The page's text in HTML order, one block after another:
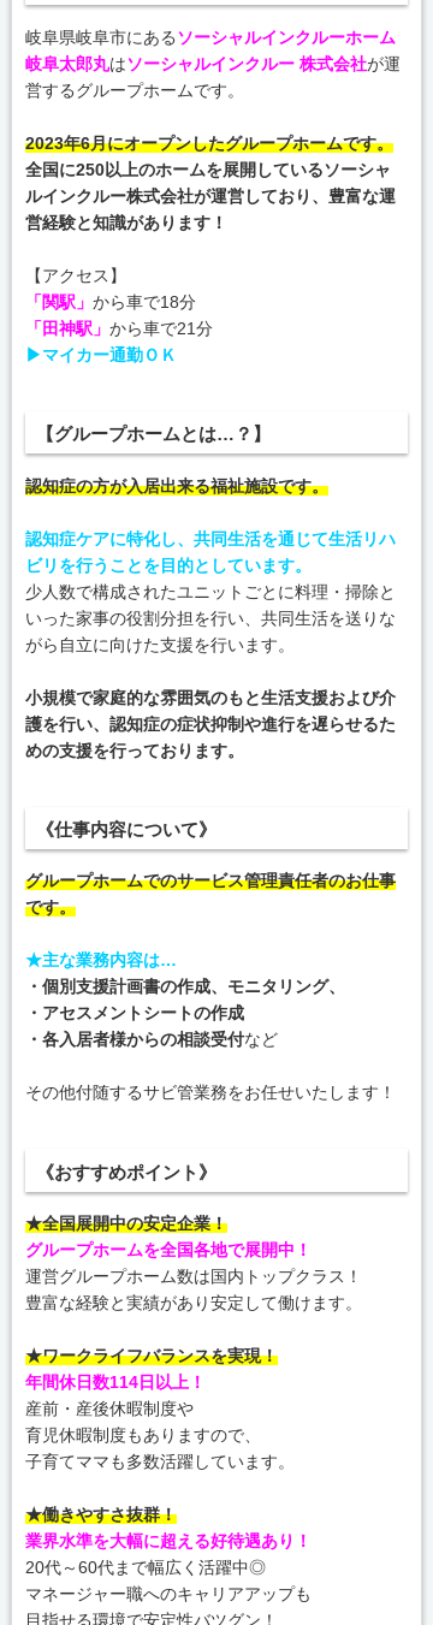
岐阜県岐阜市にあるソーシャルインクルーホーム
岐阜太郎丸はソーシャルインクルー 株式会社が運
営するグループホームです。
2023年6月にオープンしたグループホームです。
全国に250以上のホームを展開しているソーシャ
ルインクルー株式会社が運営しており、豊富な運
営経験と知識があります！
【アクセス】
「関駅」から車で18分
「田神駅」から車で21分
▶マイカー通勤ＯＫ
【グループホームとは…？】
認知症の方が入居出来る福祉施設です。
認知症ケアに特化し、共同生活を通じて生活リハ
ビリを行うことを目的としています。
少人数で構成されたユニットごとに料理・掃除と
いった家事の役割分担を行い、共同生活を送りな
がら自立に向けた支援を行います。
小規模で家庭的な雰囲気のもと生活支援および介
護を行い、認知症の症状抑制や進行を遅らせるた
めの支援を行っております。
《仕事内容について》
グループホームでのサービス管理責任者のお仕事
です。
★主な業務内容は…
・個別支援計画書の作成、モニタリング、
・アセスメントシートの作成
・各入居者様からの相談受付など
その他付随するサビ管業務をお任せいたします！
《おすすめポイント》
★全国展開中の安定企業！
グループホームを全国各地で展開中！
運営グループホーム数は国内トップクラス！
豊富な経験と実績があり安定して働けます。
★ワークライフバランスを実現！
年間休日数114日以上！
産前・産後休暇制度や
育児休暇制度もありますので、
子育てママも多数活躍しています。
★働きやすさ抜群！
業界水準を大幅に超える好待遇あり！
20代～60代まで幅広く活躍中◎
マネージャー職へのキャリアアップも
目指せる環境で安定性バツグン！